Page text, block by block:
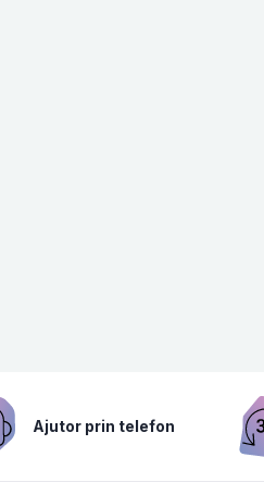
Ajutor prin telefon